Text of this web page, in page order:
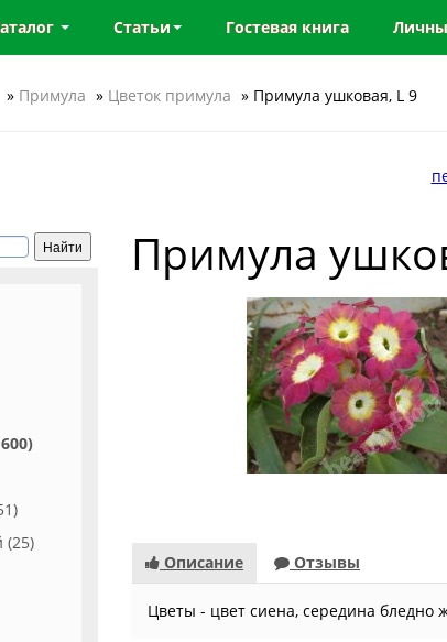
Статьи Гостевая книга
» Примула » Цветок примула » Примула ушковая, L 9
Примула
Описание Отзывы
Цветы - цвет сиена, середина бледно
(25)